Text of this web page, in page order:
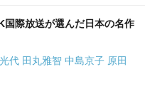
国際放送が選んだ日本の名作
代 田丸雅智 中島京子 原田